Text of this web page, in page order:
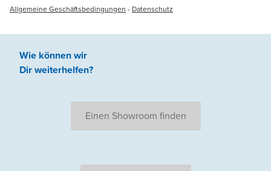
Allgemeine Geschäftsbedingungen - Datenschutz
Wie können wir
Dir weiterhelfen?
Einen Showroom finden